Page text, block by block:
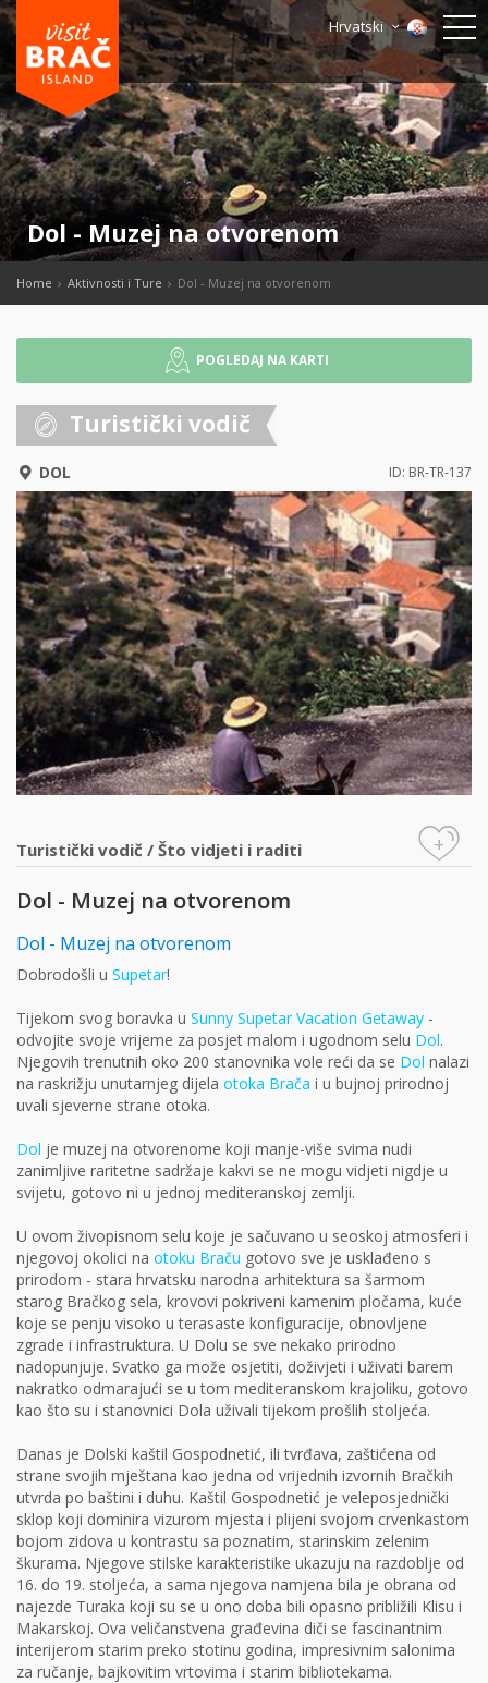
Hrvatski
Dol - Muzej na otvorenom
Home Aktivnosti i Ture Dol - Muzej na otvorenom
POGLEDAJ NA KARTI
Turistički vodič
DOL ID: BR-TR-137
Turistički vodič / Što vidjeti i raditi +
Dol - Muzej na otvorenom
Dol - Muzej na otvorenom
Dobrodošli u Supetar!
Tijekom svog boravka u Sunny Supetar Vacation Getaway -
odvojite svoje vrijeme za posjet malom i ugodnom selu Dol.
Njegovih trenutnih oko 200 stanovnika vole reći da se Dol nalazi
na raskrižju unutarnjeg dijela otoka Brača i u bujnoj prirodnoj
uvali sjeverne strane otoka.
Dol je muzej na otvorenome koji manje-više svima nudi
zanimljive raritetne sadržaje kakvi se ne mogu vidjeti nigdje u
svijetu, gotovo ni u jednoj mediteranskoj zemlji.
U ovom živopisnom selu koje je sačuvano u seoskoj atmosferi i
njegovoj okolici na otoku Braču gotovo sve je usklađeno s
prirodom - stara hrvatsku narodna arhitektura sa šarmom
starog Bračkog sela, krovovi pokriveni kamenim pločama, kuće
koje se penju visoko u terasaste konfiguracije, obnovljene
zgrade i infrastruktura. U Dolu se sve nekako prirodno
nadopunjuje. Svatko ga može osjetiti, doživjeti i uživati barem
nakratko odmarajući se u tom mediteranskom krajoliku, gotovo
kao što su i stanovnici Dola uživali tijekom prošlih stoljeća.
Danas je Dolski kaštil Gospodnetić, ili tvrđava, zaštićena od
strane svojih mještana kao jedna od vrijednih izvornih Bračkih
utvrda po baštini i duhu. Kaštil Gospodnetić je veleposjednički
sklop koji dominira vizurom mjesta i plijeni svojom crvenkastom
bojom zidova u kontrastu sa poznatim, starinskim zelenim
škurama. Njegove stilske karakteristike ukazuju na razdoblje od
16. do 19. stoljeća, a sama njegova namjena bila je obrana od
najezde Turaka koji su se u ono doba bili opasno približili Klisu i
Makarskoj. Ova veličanstvena građevina diči se fascinantnim
interijerom starim preko stotinu godina, impresivnim salonima
za ručanje, bajkovitim vrtovima i starim bibliotekama.